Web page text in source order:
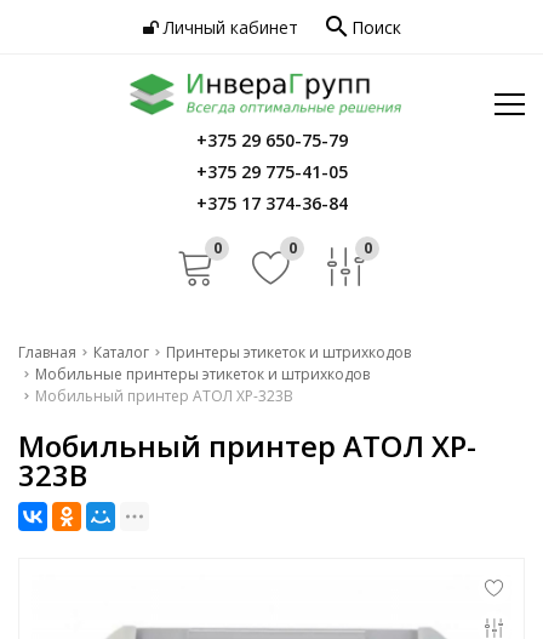
Личный кабинет search Поиск
Главная
Каталог
Услуги
Сервис
Инфо
Контакты
+375 29 650-75-79
+375 29 775-41-05
+375 17 374-36-84
0 0 0
Главная Каталог
Принтеры этикеток и штрихкодов
Мобильные принтеры этикеток и штрихкодов
Мобильный принтер АТОЛ XP-323B
Мобильный принтер АТОЛ XP-
323B
Услуги
Сервис
Инфо
Контакты